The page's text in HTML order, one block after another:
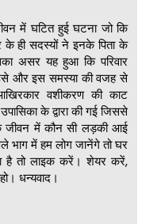
में घटित हुई घटना जो कि
के ही सदस्यों ने इनके पिता के
असर यह हुआ कि परिवार
और इस समस्या की वजह से
वशीकरण की काट
के द्वारा की गई जिससे
में कौन सी लड़की आई
भाग में हम लोग जानेंगे तो घर
है तो लाइक करें। शेयर करें,
धन्यवाद।